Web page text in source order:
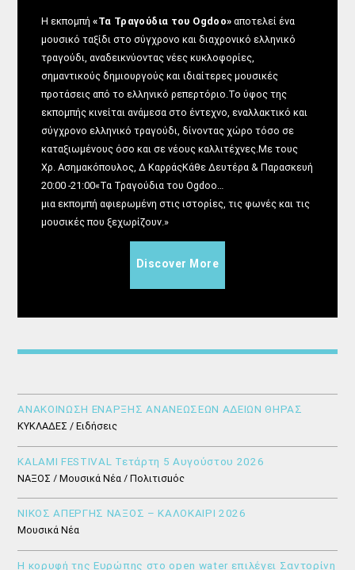
Η εκπομπή«Τα Τραγούδια του Ogdoo» αποτελεί ένα
μουσικό ταξίδι στο σύγχρονο και διαχρονικό ελληνικό
τραγούδι, αναδεικνύοντας νέες κυκλοφορίες,
σημαντικούς δημιουργούς και ιδιαίτερες μουσικές
προτάσεις από το ελληνικό ρεπερτόριο.Το ύφος της
εκπομπής κινείται ανάμεσα στο έντεχνο, εναλλακτικό και
σύγχρονο ελληνικό τραγούδι, δίνοντας χώρο τόσο σε
καταξιωμένους όσο και σε νέους καλλιτέχνες.Με τους
Χρ. Ασημακόπουλος, Δ ΚαρράςΚάθε Δευτέρα & Παρασκευή
20:00 -21:00«Τα Τραγούδια του Ogdoo…
μια εκπομπή αφιερωμένη στις ιστορίες, τις φωνές και τις
μουσικές που ξεχωρίζουν.»
Discover More
ΑΝΑΚΟΙΝΩΣΗ ΕΝΑΡΞΗΣ ΑΝΑΝΕΩΣΕΩΝ ΑΔΕΙΩΝ ΘΗΡΑΣ
ΚΥΚΛΑΔΕΣ / Ειδήσεις
KALAMI FESTIVAL Τετάρτη 5 Αυγούστου 2026
ΝΑΞΟΣ / Μουσικά Νέα / Πολιτισμός
ΝΙΚΟΣ ΑΠΕΡΓΗΣ ΝΑΞΟΣ – ΚΑΛΟΚΑΙΡΙ 2026
Μουσικά Νέα
Η κορυφή της Ευρώπης στο open water επιλέγει Σαντορίνη